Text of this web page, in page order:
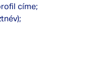
címe;